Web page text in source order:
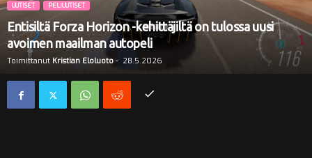
UUTISET PELIUUTISET
Entisiltä Forza Horizon -kehittäjiltä on tulossa uusi
avoimen maailman autopeli
Toimittanut Kristian Eloluoto - 28.5.2026